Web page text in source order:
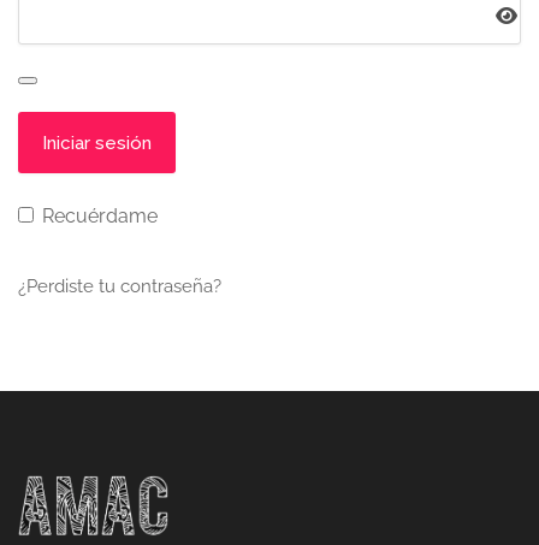
Recuérdame
¿Perdiste tu contraseña?